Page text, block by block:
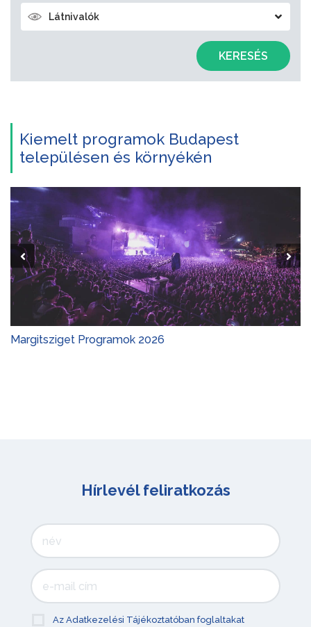
Látnivalók
KERESÉS
Kiemelt programok Budapest
településen és környékén
Gyerekprogramok 2026
Hírlevél feliratkozás
Az Adatkezelési Tájékoztatóban foglaltakat